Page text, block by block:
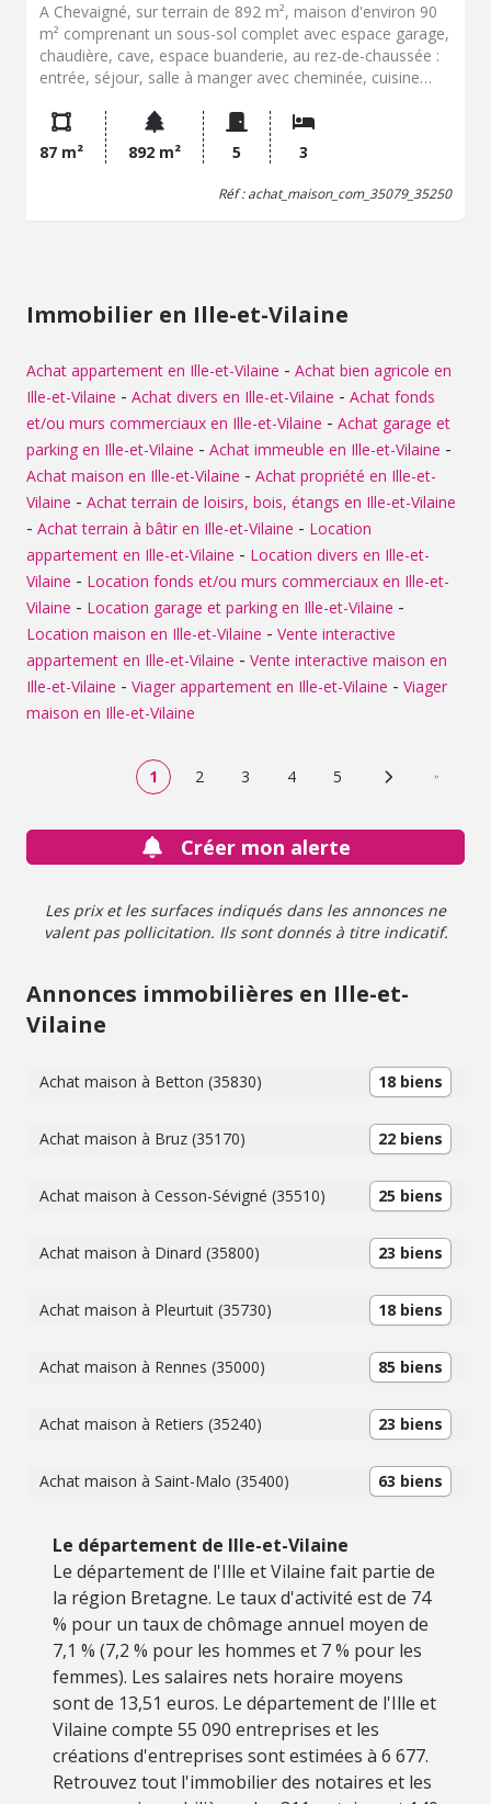
A Chevaigné, sur terrain de 892 m², maison d'environ 90
m² comprenant un sous-sol complet avec espace garage,
chaudière, cave, espace buanderie, au rez-de-chaussée :
entrée, séjour, salle à manger avec cheminée, cuisine
avec placard, à l'étage : grenier sur le tout Jardin. Cours
devant. Chauffage fioul. Assainissement collectif. Classe
énergétique E (213) ; E (66). Prix net vendeur : 290.000,00
EUR + hono.négo : 10.000,00 EUR
87 m² 892 m² 5 3
Réf : achat_maison_com_35079_35250
Immobilier en Ille-et-Vilaine
Achat appartement en Ille-et-Vilaine - Achat bien agricole en
Ille-et-Vilaine - Achat divers en Ille-et-Vilaine - Achat fonds
et/ou murs commerciaux en Ille-et-Vilaine - Achat garage et
parking en Ille-et-Vilaine - Achat immeuble en Ille-et-Vilaine -
Achat maison en Ille-et-Vilaine - Achat propriété en Ille-et-
Vilaine - Achat terrain de loisirs, bois, étangs en Ille-et-Vilaine
- Achat terrain à bâtir en Ille-et-Vilaine - Location
appartement en Ille-et-Vilaine - Location divers en Ille-et-
Vilaine - Location fonds et/ou murs commerciaux en Ille-et-
Vilaine - Location garage et parking en Ille-et-Vilaine -
Location maison en Ille-et-Vilaine - Vente interactive
appartement en Ille-et-Vilaine - Vente interactive maison en
Ille-et-Vilaine - Viager appartement en Ille-et-Vilaine - Viager
maison en Ille-et-Vilaine
1 2 3 4 5 Page suivante
Créer mon alerte
Les prix et les surfaces indiqués dans les annonces ne
valent pas pollicitation. Ils sont donnés à titre indicatif.
Annonces immobilières en Ille-et-
Vilaine
Achat maison à Betton (35830) 18 biens
Achat maison à Bruz (35170) 22 biens
Achat maison à Cesson-Sévigné (35510) 25 biens
Achat maison à Dinard (35800) 23 biens
Achat maison à Pleurtuit (35730) 18 biens
Achat maison à Rennes (35000) 85 biens
Achat maison à Retiers (35240) 23 biens
Achat maison à Saint-Malo (35400) 63 biens
Le département de Ille-et-Vilaine
Le département de l'Ille et Vilaine fait partie de
la région Bretagne. Le taux d'activité est de 74
% pour un taux de chômage annuel moyen de
7,1 % (7,2 % pour les hommes et 7 % pour les
femmes). Les salaires nets horaire moyens
sont de 13,51 euros. Le département de l'Ille et
Vilaine compte 55 090 entreprises et les
créations d'entreprises sont estimées à 6 677.
Retrouvez tout l'immobilier des notaires et les